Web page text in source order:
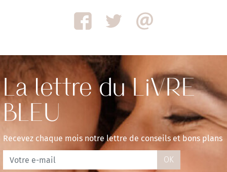
La lettre du LiVRE
BLEU
Recevez chaque mois notre lettre de conseils et bons plans
OK